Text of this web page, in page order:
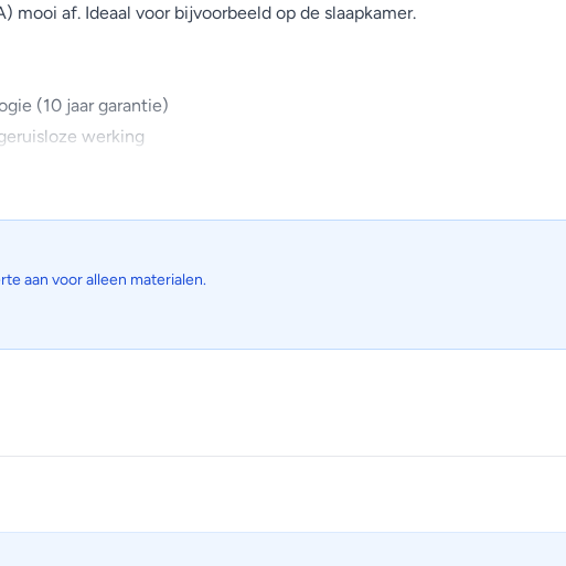
mooi af. Ideaal voor bijvoorbeeld op de slaapkamer.
(10 jaar garantie)
werking
lucht. Schadelijke stoffen zoals pollen, bacteriën, huisstofmijt en
aan voor alleen materialen.